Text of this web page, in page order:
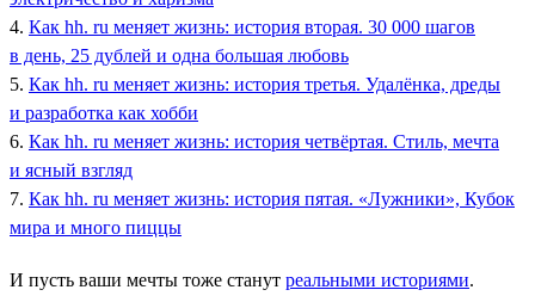
4. Как hh. ru меняет жизнь: история вторая. 30 000 шагов
в день, 25 дублей и одна большая любовь
5. Как hh. ru меняет жизнь: история третья. Удалёнка, дреды
и разработка как хобби
6. Как hh. ru меняет жизнь: история четвёртая. Стиль, мечта
и ясный взгляд
7. Как hh. ru меняет жизнь: история пятая. «Лужники», Кубок
мира и много пиццы
И пусть ваши мечты тоже станут реальными историями.